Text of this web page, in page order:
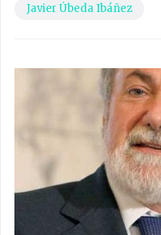
Javier Úbeda Ibáñez